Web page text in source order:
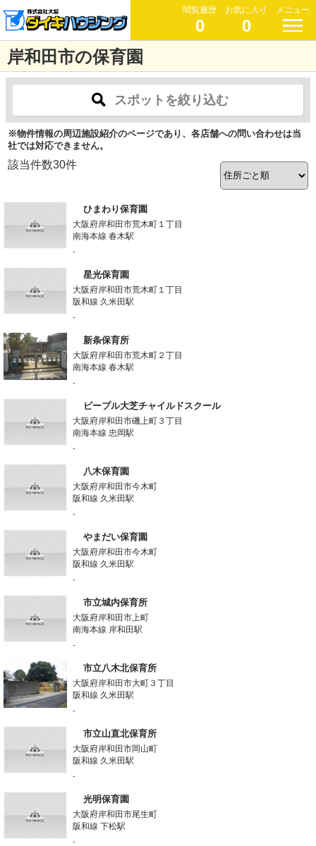
閲覧履歴
0
お気に入り
0
メニュー
岸和田市の保育園
スポットを絞り込む
※物件情報の周辺施設紹介のページであり、各店舗への問い合わせは当
社では対応できません。
該当件数30件
ひまわり保育園
大阪府岸和田市荒木町１丁目
南海本線 春木駅
-
星光保育園
大阪府岸和田市荒木町１丁目
阪和線 久米田駅
-
新条保育所
大阪府岸和田市荒木町２丁目
南海本線 春木駅
-
ピープル大芝チャイルドスクール
大阪府岸和田市磯上町３丁目
南海本線 忠岡駅
-
八木保育園
大阪府岸和田市今木町
阪和線 久米田駅
-
やまだい保育園
大阪府岸和田市今木町
阪和線 久米田駅
-
市立城内保育所
大阪府岸和田市上町
南海本線 岸和田駅
-
市立八木北保育所
大阪府岸和田市大町３丁目
阪和線 久米田駅
-
市立山直北保育所
大阪府岸和田市岡山町
阪和線 久米田駅
-
光明保育園
大阪府岸和田市尾生町
阪和線 下松駅
-